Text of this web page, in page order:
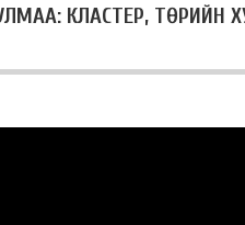
КЛАСТЕР, ТӨРИЙН